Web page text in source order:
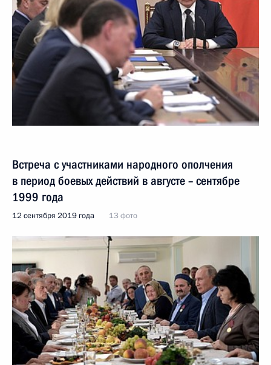
Встреча с участниками народного ополчения
в период боевых действий в августе – сентябре
1999 года
12 сентября 2019 года 13 фото